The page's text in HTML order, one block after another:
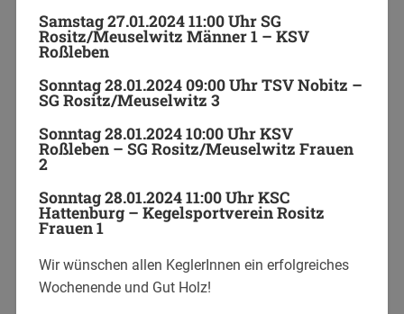
Samstag 27.01.2024 11:00 Uhr SG
Rositz/Meuselwitz Männer 1 – KSV
Roßleben
Sonntag 28.01.2024 09:00 Uhr TSV Nobitz –
SG Rositz/Meuselwitz 3
Sonntag 28.01.2024 10:00 Uhr KSV
Roßleben – SG Rositz/Meuselwitz Frauen
2
Sonntag 28.01.2024 11:00 Uhr KSC
Hattenburg – Kegelsportverein Rositz
Frauen 1
Wir wünschen allen KeglerInnen ein erfolgreiches
Wochenende und Gut Holz!